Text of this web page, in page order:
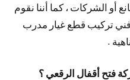
أو الشركات ، كما أننا نقوم
تركيب قطع غيار مدرب
.
فتح أقفال الرقعي ؟